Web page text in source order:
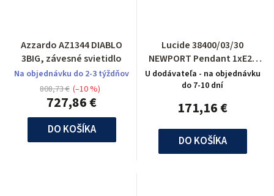
Azzardo AZ1344 DIABLO
3BIG, závesné svietidlo
Na objednávku do 2-3 týždňov
727,86 €
808,73 € (–10 %)
DO KOŠÍKA
Lucide 38400/03/30
NEWPORT Pendant 1xE27
H120 L80cm Black
U dodávateľa - na objednávku
do 7-10 dní
171,16 €
DO KOŠÍKA